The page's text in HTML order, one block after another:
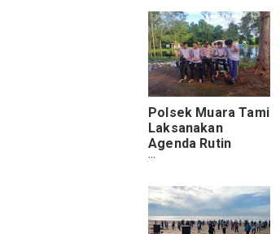
Polsek Muara Tami
Laksanakan
Agenda Rutin
"Para-para
Sampaikan Pesan
Kamtibmas